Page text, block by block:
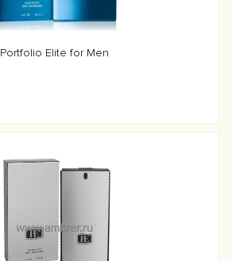
Portfolio Elite for Men